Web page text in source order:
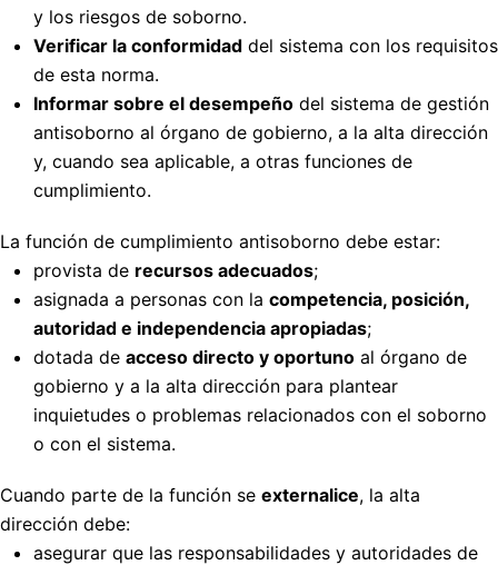
y los riesgos de soborno.
Verificar la conformidad del sistema con los requisitos
de esta norma.
Informar sobre el desempeño del sistema de gestión
antisoborno al órgano de gobierno, a la alta dirección
y, cuando sea aplicable, a otras funciones de
cumplimiento.
La función de cumplimiento antisoborno debe estar:
provista de recursos adecuados;
asignada a personas con la competencia, posición,
autoridad e independencia apropiadas;
dotada de acceso directo y oportuno al órgano de
gobierno y a la alta dirección para plantear
inquietudes o problemas relacionados con el soborno
o con el sistema.
Cuando parte de la función se externalice, la alta
dirección debe:
asegurar que las responsabilidades y autoridades de